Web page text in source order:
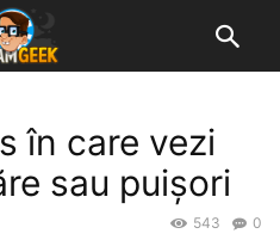
în care vezi
sau puișori
0
543